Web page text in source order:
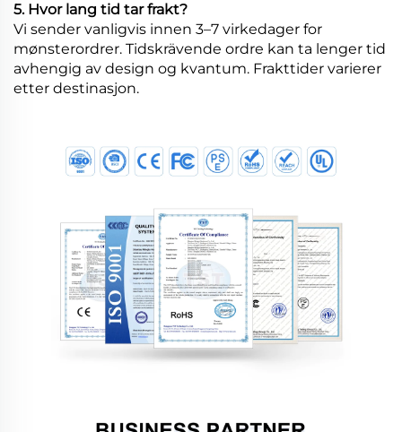
5. Hvor lang tid tar frakt?
Vi sender vanligvis innen 3–7 virkedager for
mønsterordrer. Tidskrävende ordre kan ta lenger tid
avhengig av design og kvantum. Frakttider varierer
etter destinasjon.